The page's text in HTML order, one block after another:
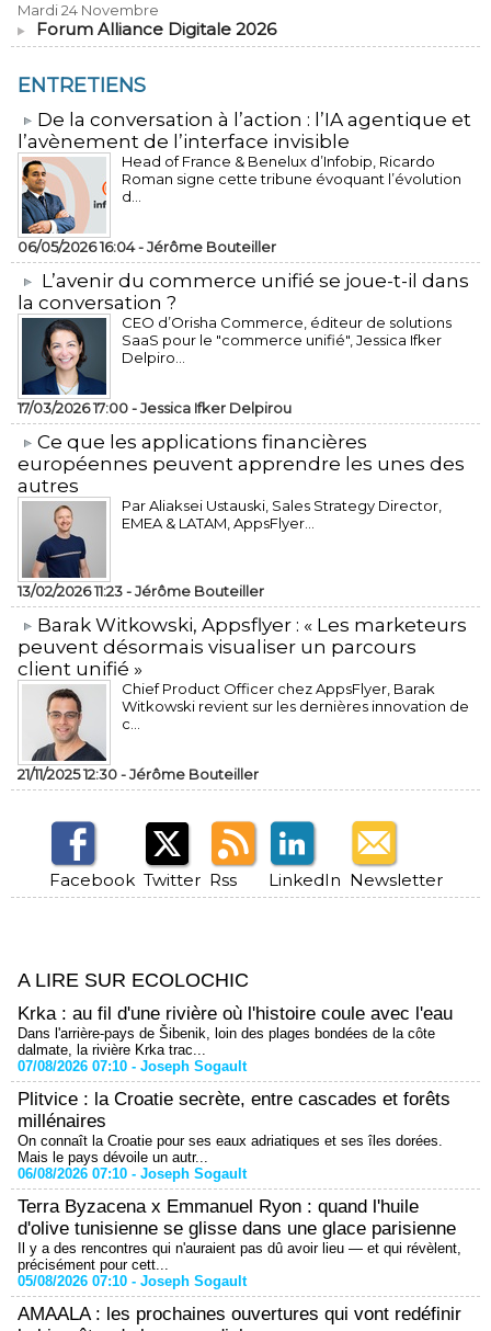
Mardi 24 Novembre
Forum Alliance Digitale 2026
ENTRETIENS
​De la conversation à l’action : l’IA agentique et
l’avènement de l’interface invisible
Head of France & Benelux d’Infobip, Ricardo
Roman signe cette tribune évoquant l’évolution
d...
06/05/2026 16:04 -Jérôme Bouteiller
L’avenir du commerce unifié se joue-t-il dans
la conversation ?
CEO d’Orisha Commerce, éditeur de solutions
SaaS pour le "commerce unifié", Jessica Ifker
Delpiro...
17/03/2026 17:00 -Jessica Ifker Delpirou
​Ce que les applications financières
européennes peuvent apprendre les unes des
autres
Par Aliaksei Ustauski, Sales Strategy Director,
EMEA & LATAM, AppsFlyer...
13/02/2026 11:23 -Jérôme Bouteiller
​Barak Witkowski, Appsflyer : « Les marketeurs
peuvent désormais visualiser un parcours
client unifié »
Chief Product Officer chez AppsFlyer, ​Barak
Witkowski revient sur les dernières innovation de
c...
21/11/2025 12:30 -Jérôme Bouteiller
Facebook Twitter Rss LinkedIn Newsletter
A LIRE SUR ECOLOCHIC
Krka : au fil d'une rivière où l'histoire coule avec l'eau
Dans l'arrière-pays de Šibenik, loin des plages bondées de la côte
dalmate, la rivière Krka trac...
07/08/2026 07:10 - Joseph Sogault
Plitvice : la Croatie secrète, entre cascades et forêts
millénaires
On connaît la Croatie pour ses eaux adriatiques et ses îles dorées.
Mais le pays dévoile un autr...
06/08/2026 07:10 - Joseph Sogault
Terra Byzacena x Emmanuel Ryon : quand l'huile
d'olive tunisienne se glisse dans une glace parisienne
Il y a des rencontres qui n'auraient pas dû avoir lieu — et qui révèlent,
précisément pour cett...
05/08/2026 07:10 - Joseph Sogault
AMAALA : les prochaines ouvertures qui vont redéfinir